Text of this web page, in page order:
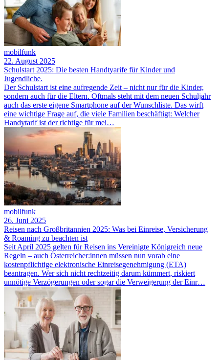
mobilfunk
22. August 2025
Schulstart 2025: Die besten Handtyarife für Kinder und
Jugendliche.
Der Schulstart ist eine aufregende Zeit – nicht nur für die Kinder,
sondern auch für die Eltern. Oftmals steht mit dem neuen Schuljahr
auch das erste eigene Smartphone auf der Wunschliste. Das wirft
eine wichtige Frage auf, die viele Familien beschäftigt: Welcher
Handytarif ist der richtige für mei…
mobilfunk
26. Juni 2025
Reisen nach Großbritannien 2025: Was bei Einreise, Versicherung
& Roaming zu beachten ist
Seit April 2025 gelten für Reisen ins Vereinigte Königreich neue
Regeln – auch Österreicher:innen müssen nun vorab eine
kostenpflichtige elektronische Einreisegenehmigung (ETA)
beantragen. Wer sich nicht rechtzeitig darum kümmert, riskiert
unnötige Verzögerungen oder sogar die Verweigerung der Einr…